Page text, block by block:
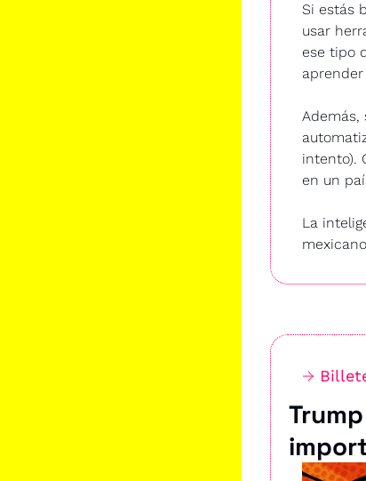
Si estás
usar
ese tipo
Además,
intento).
en un
La
→